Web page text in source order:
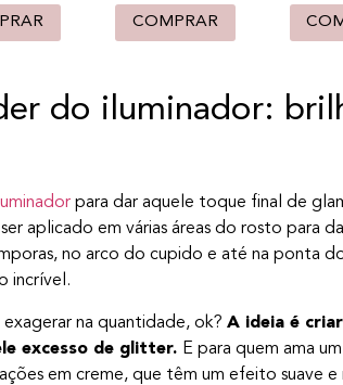
COMPRAR
do iluminador:
para dar aquele toque final de
aplicado em várias áreas do rosto para
no arco do cupido e até na ponta
incrível.
na quantidade, ok? A ideia é
excesso de glitter. E para quem ama
em creme, que têm um efeito suave e